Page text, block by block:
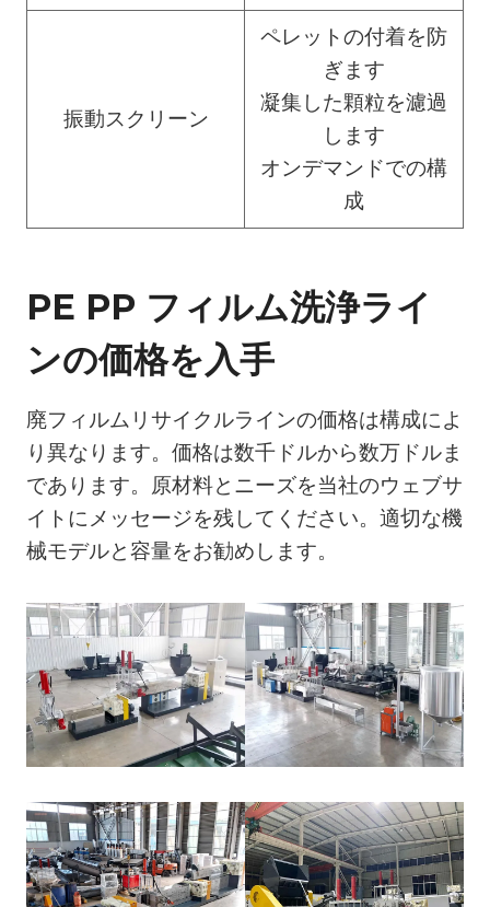
振動スクリーン
ペレットの付着を防
ぎます
凝集した顆粒を濾過
します
オンデマンドでの構
成
PE PP フィルム洗浄ライ
ンの価格を入手
廃フィルムリサイクルラインの価格は構成によ
り異なります。価格は数千ドルから数万ドルま
であります。原材料とニーズを当社のウェブサ
イトにメッセージを残してください。適切な機
械モデルと容量をお勧めします。